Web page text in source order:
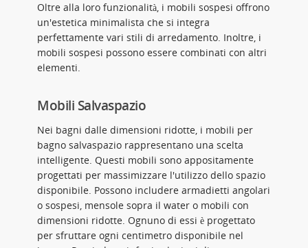
Oltre alla loro funzionalità, i mobili sospesi offrono
un'estetica minimalista che si integra
perfettamente vari stili di arredamento. Inoltre, i
mobili sospesi possono essere combinati con altri
elementi.
Mobili Salvaspazio
Nei bagni dalle dimensioni ridotte, i mobili per
bagno salvaspazio rappresentano una scelta
intelligente. Questi mobili sono appositamente
progettati per massimizzare l'utilizzo dello spazio
disponibile. Possono includere armadietti angolari
o sospesi, mensole sopra il water o mobili con
dimensioni ridotte. Ognuno di essi è progettato
per sfruttare ogni centimetro disponibile nel